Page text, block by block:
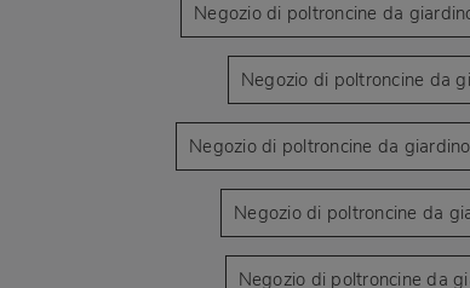
Negozio di poltroncine da
Negozio di poltroncine da
Negozio di poltroncine da
Negozio di poltroncine da
Negozio di poltroncine da